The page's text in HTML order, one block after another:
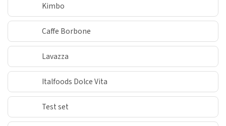
Kimbo
Caffe Borbone
Lavazza
Italfoods Dolce Vita
Test set